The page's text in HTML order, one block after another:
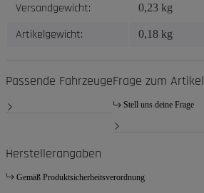
Versandgewicht: 0,23 kg
Artikelgewicht: 0,18 kg
Passende FahrzeugeFrage zum Artikel
Stell uns deine Frage
Herstellerangaben
Gemäß Produktsicherheitsverordnung